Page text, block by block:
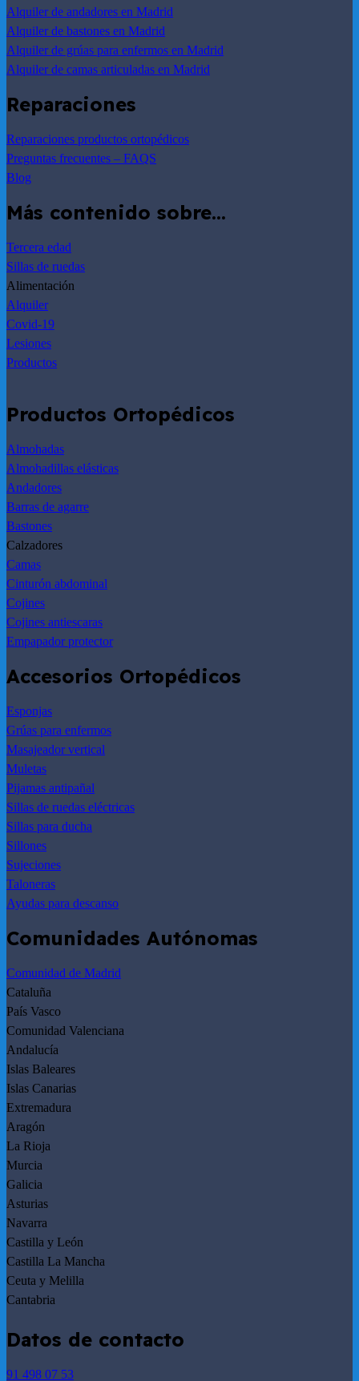
Alquiler de andadores en Madrid
Alquiler de bastones en Madrid
Alquiler de grúas para enfermos en Madrid
Alquiler de camas articuladas en Madrid
Reparaciones
Reparaciones productos ortopédicos
Preguntas frecuentes – FAQS
Blog
Más contenido sobre…
Tercera edad
Sillas de ruedas
Alimentación
Alquiler
Covid-19
Lesiones
Productos
Productos Ortopédicos
Almohadas
Almohadillas elásticas
Andadores
Barras de agarre
Bastones
Calzadores
Camas
Cinturón abdominal
Cojines
Cojines antiescaras
Empapador protector
Accesorios Ortopédicos
Esponjas
Grúas para enfermos
Masajeador vertical
Muletas
Pijamas antipañal
Sillas de ruedas eléctricas
Sillas para ducha
Sillones
Sujeciones
Taloneras
Ayudas para descanso
Comunidades Autónomas
Comunidad de Madrid
Cataluña
País Vasco
Comunidad Valenciana
Andalucía
Islas Baleares
Islas Canarias
Extremadura
Aragón
La Rioja
Murcia
Galicia
Asturias
Navarra
Castilla y León
Castilla La Mancha
Ceuta y Melilla
Cantabria
Datos de contacto
91 498 07 53